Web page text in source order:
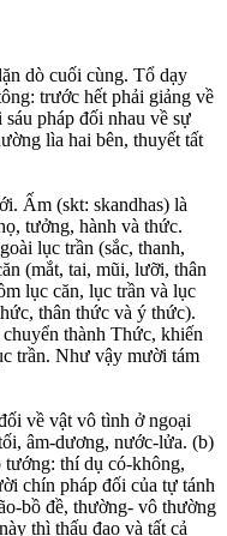
dò cuối cùng. Tổ dạy
trước hết phải giảng về
pháp đối nhau về sự
lìa hai bên, thuyết tất
Ấm (skt: skandhas) là
tưởng, hành và thức.
lục trần (sắc, thanh,
(mắt, tai, mũi, lưỡi, thân
lục căn, lục trần và lục
thân thức và ý thức).
thành Thức, khiến
trần. Như vậy mười tám
về vật vô tình ở ngoại
âm-dương, nước-lửa. (b)
thí dụ có-không,
chín pháp đối của tự tánh
bồ đề, thường- vô thường
thì thấu đạo và tất cả